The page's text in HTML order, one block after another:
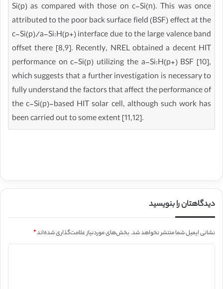
Si(p) as compared with those on c-Si(n). This was once
attributed to the poor back surface field (BSF) effect at the
c-Si(p)/a-Si:H(p+) interface due to the large valence band
offset there [8,9]. Recently, NREL obtained a decent HIT
performance on c-Si(p) utilizing the a-Si:H(p+) BSF [10],
which suggests that a further investigation is necessary to
fully understand the factors that affect the performance of
the c-Si(p)-based HIT solar cell, although such work has
been carried out to some extent [11,12].
دیدگاهتان را بنویسید
نشانی ایمیل شما منتشر نخواهد شد.بخش‌های موردنیاز علامت‌گذاری شده‌اند*